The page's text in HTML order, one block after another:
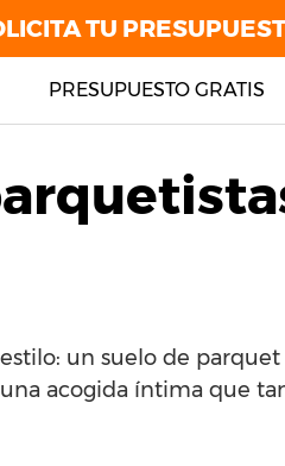
PRESUPUESTO GRATIS
un suelo de
acogida íntima que
TU